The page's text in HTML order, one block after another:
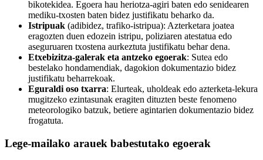
bikotekidea. Egoera hau heriotza-agiri baten edo senidearen
mediku-txosten baten bidez justifikatu beharko da.
Istripuak (adibidez, trafiko-istripua): Azterketara joatea
eragozten duen edozein istripu, poliziaren atestatua edo
aseguruaren txostena aurkeztuta justifikatu behar dena.
Etxebizitza-galerak eta antzeko egoerak: Sutea edo
bestelako hondamendiak, dagokion dokumentazio bidez
justifikatu beharrekoak.
Eguraldi oso txarra: Elurteak, uholdeak edo azterketa-lekura
mugitzeko ezintasunak eragiten dituzten beste fenomeno
meteorologiko batzuk, betiere agintarien dokumentazio bidez
frogatuta.
Lege-mailako arauek babestutako egoerak